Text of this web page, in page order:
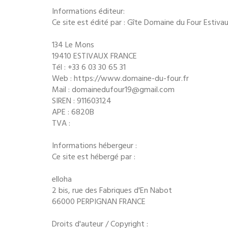
Informations éditeur:
Ce site est édité par : Gîte Domaine du Four
134 Le Mons
19410 ESTIVAUX FRANCE
Tél : +33 6 03 30 65 31
Web : https://www.domaine-du-four.fr
Mail : domainedufour19@gmail.com
SIREN : 911603124
APE : 6820B
TVA :
Informations hébergeur :
Ce site est hébergé par :
elloha
2 bis, rue des Fabriques d'En Nabot
66000 PERPIGNAN FRANCE
Droits d'auteur / Copyright :